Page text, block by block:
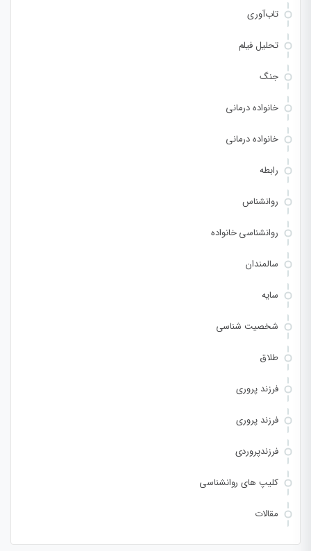
تاب‌آوری
تحلیل فیلم
جنگ
خانواده درمانی
خانواده درمانی
رابطه
روانشناس
روانشناسی خانواده
سالمندان
سایه
شخصیت شناسی
طلاق
فرزند پروری
فرزند پروری
فرزندپروردی
کلیپ های روانشناسی
مقالات